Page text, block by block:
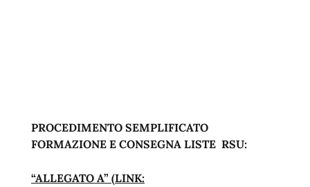
PROCEDIMENTO SEMPLIFICATO
FORMAZIONE E CONSEGNA LISTE RSU:
“ALLEGATO A” (LINK: